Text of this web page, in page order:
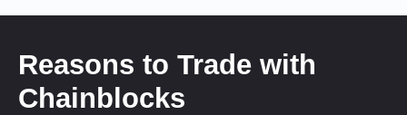
Reasons to Trade with
Chainblocks